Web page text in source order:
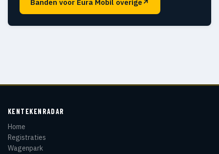
Banden voor Eura Mobil overige ↗
KENTEKENRADAR
Home
Registraties
Wagenpark